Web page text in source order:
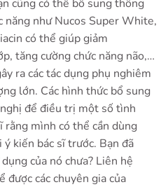
cũng có thể bổ sung thông
năng như Nucos Super White,
có thể giúp giảm
tăng cường chức năng não,…
ra các tác dụng phụ nghiêm
lớn. Các hình thức bổ sung
để điều trị một số tình
mình có thể cần dùng
kiến ​​bác sĩ trước. Bạn đã
của nó chưa? Liên hệ
được các chuyên gia của